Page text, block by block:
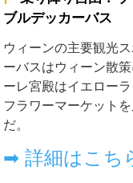
ブルデッカーバス
ウィーンの主要観光
ーバスはウィーン散
ーレ宮殿はイエローラ
フラワーマーケット
だ。
➡ 詳細はこち